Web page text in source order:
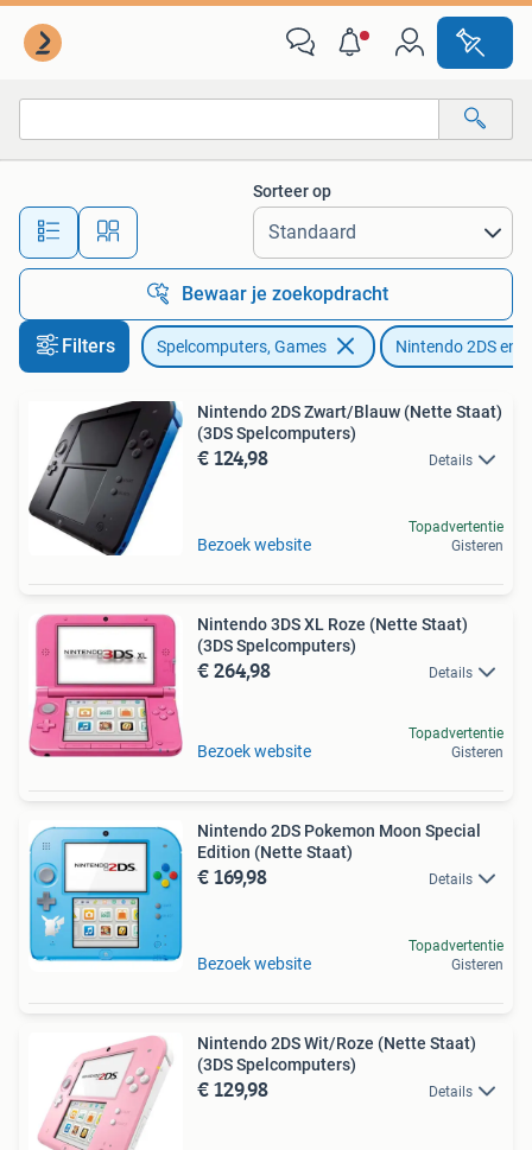
Alle afstanden…
Sorteer op
Bewaar je zoekopdracht
Filters Spelcomputers, Games Nintendo 2DS en
Nintendo 2DS Zwart/Blauw (Nette Staat)
(3DS Spelcomputers)
€ 124,98 Details
Bezoek website
Topadvertentie
Gisteren
Nintendo 3DS XL Roze (Nette Staat)
(3DS Spelcomputers)
€ 264,98 Details
Bezoek website
Topadvertentie
Gisteren
Nintendo 2DS Pokemon Moon Special
Edition (Nette Staat)
€ 169,98 Details
Bezoek website
Topadvertentie
Gisteren
Nintendo 2DS Wit/Roze (Nette Staat)
(3DS Spelcomputers)
€ 129,98 Details